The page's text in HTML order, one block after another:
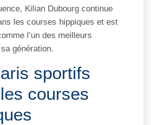
Kilian Dubourg continue
les courses hippiques et est
l’un des meilleurs
génération.
sportifs
courses